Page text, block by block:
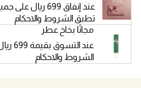
عند إنفاق 699
تطبق الشروط والاحكام
مجانًا بخاخ عطر
عند
الشروط والاحكام